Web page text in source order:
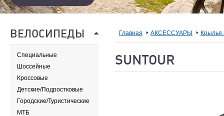
ВЕЛОСИПЕДЫ
Специальные
Шоссейные
Кроссовые
Детские/Подростковые
Городские/Туристические
МТБ
Главная АКСЕССУАРЫ
SUNTOUR